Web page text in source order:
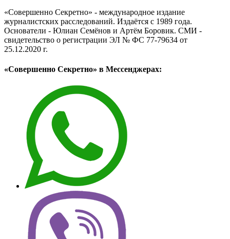
«Совершенно Секретно» - международное издание
журналистских расследований. Издаётся с 1989 года.
Основатели - Юлиан Семёнов и Артём Боровик. CМИ -
свидетельство о регистрации ЭЛ № ФС 77-79634 от
25.12.2020 г.
«Совершенно Секретно» в Мессенджерах: